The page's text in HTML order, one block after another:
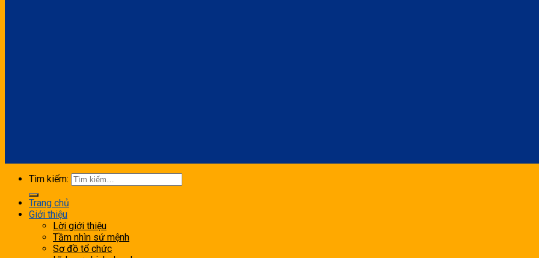
Tìm kiếm:
Trang chủ
Giới thiệu
Lời giới thiệu
Tầm nhìn sứ mệnh
Sơ đồ tổ chức